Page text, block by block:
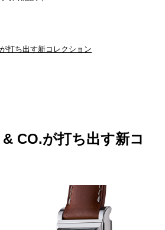
打ち出す新コレクション
CO.が打ち出す新コ